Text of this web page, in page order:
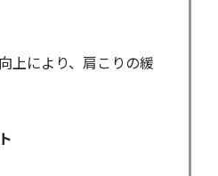
上により、肩こりの緩